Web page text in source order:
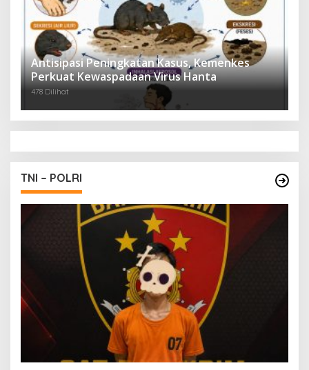
Antisipasi Peningkatan Kasus, Kemenkes
Perkuat Kewaspadaan Virus Hanta
478 Dilihat
TNI – POLRI